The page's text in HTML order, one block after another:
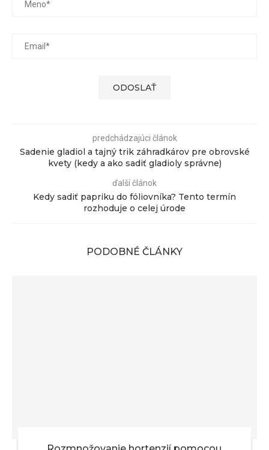
predchádzajúci článok
Sadenie gladiol a tajný trik záhradkárov pre obrovské
kvety (kedy a ako sadiť gladioly správne)
ďalší článok
Kedy sadiť papriku do fóliovníka? Tento termín
rozhoduje o celej úrode
PODOBNÉ ČLÁNKY